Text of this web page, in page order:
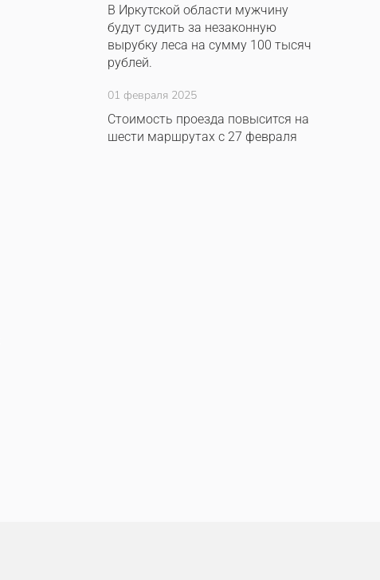
В Иркутской области мужчину
будут судить за незаконную
вырубку леса на сумму 100 тысяч
рублей.
01 февраля 2025
Стоимость проезда повысится на
шести маршрутах с 27 февраля